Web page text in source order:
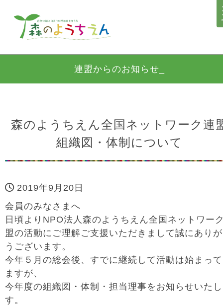
連盟からのお知らせ_
森のようちえん全国ネットワーク連
組織図・体制について
2019年9月20日
会員のみなさまへ
日頃よりNPO法人森のようちえん全国ネットワー
盟の活動にご理解ご支援いただきまして誠にあり
うございます。
今年５月の総会後、すでに継続して活動は始まっ
ますが、
今年度の組織図・体制・担当理事をお知らせいた
す。